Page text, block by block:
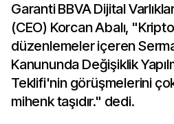
Garanti BBVA Dijital
(CEO) Korcan Abalı,
düzenlemeler içeren
Kanununda Değişiklik
Teklifi'nin görüşmelerini
mihenk taşıdır." dedi.